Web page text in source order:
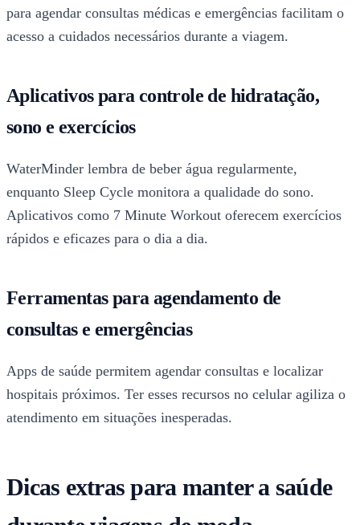
para agendar consultas médicas e emergências facilitam o
acesso a cuidados necessários durante a viagem.
Aplicativos para controle de hidratação,
sono e exercícios
WaterMinder lembra de beber água regularmente,
enquanto Sleep Cycle monitora a qualidade do sono.
Aplicativos como 7 Minute Workout oferecem exercícios
rápidos e eficazes para o dia a dia.
Ferramentas para agendamento de
consultas e emergências
Apps de saúde permitem agendar consultas e localizar
hospitais próximos. Ter esses recursos no celular agiliza o
atendimento em situações inesperadas.
Dicas extras para manter a saúde